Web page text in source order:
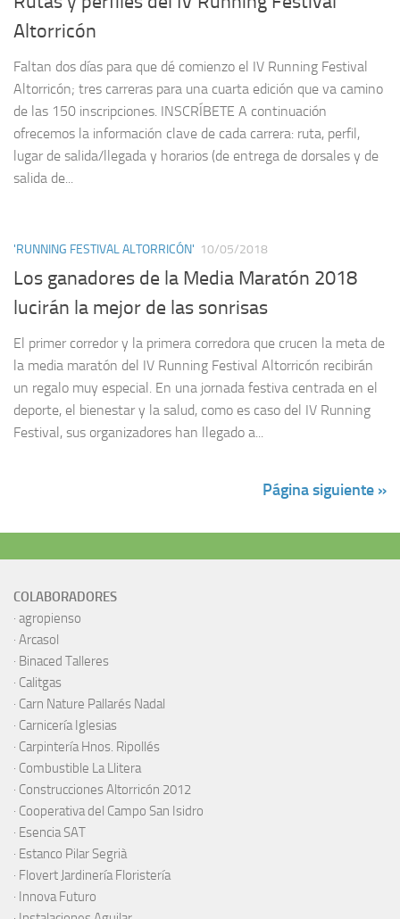
Altorricón
Faltan dos días para que dé comienzo el IV Running Festival
Altorricón; tres carreras para una cuarta edición que va camino
de las 150 inscripciones. INSCRÍBETE A continuación
ofrecemos la información clave de cada carrera: ruta, perfil,
lugar de salida/llegada y horarios (de entrega de dorsales y de
salida de...
'RUNNING FESTIVAL ALTORRICÓN' 10/05/2018
Los ganadores de la Media Maratón 2018
lucirán la mejor de las sonrisas
El primer corredor y la primera corredora que crucen la meta de
la media maratón del IV Running Festival Altorricón recibirán
un regalo muy especial. En una jornada festiva centrada en el
deporte, el bienestar y la salud, como es caso del IV Running
Festival, sus organizadores han llegado a...
Página siguiente »
COLABORADORES
· agropienso
· Arcasol
· Binaced Talleres
· Calitgas
· Carn Nature Pallarés Nadal
· Carnicería Iglesias
· Carpintería Hnos. Ripollés
· Combustible La Llitera
· Construcciones Altorricón 2012
· Cooperativa del Campo San Isidro
· Esencia SAT
· Estanco Pilar Segrià
· Flovert Jardinería Floristería
· Innova Futuro